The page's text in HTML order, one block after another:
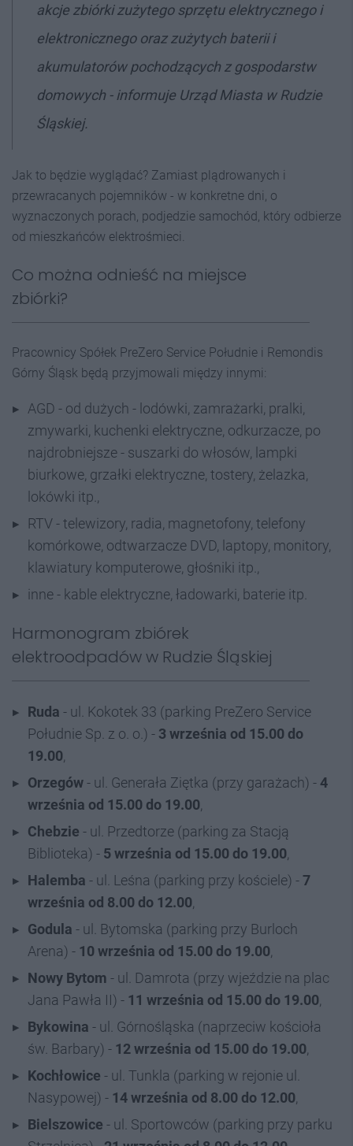
akcje zbiórki zużytego sprzętu elektrycznego i
elektronicznego oraz zużytych baterii i
akumulatorów pochodzących z gospodarstw
domowych - informuje Urząd Miasta w Rudzie
Śląskiej.
Jak to będzie wyglądać? Zamiast plądrowanych i
przewracanych pojemników - w konkretne dni, o
wyznaczonych porach, podjedzie samochód, który odbierze
od mieszkańców elektrośmieci.
Co można odnieść na miejsce
zbiórki?
Pracownicy Spółek PreZero Service Południe i Remondis
Górny Śląsk będą przyjmowali między innymi:
AGD - od dużych - lodówki, zamrażarki, pralki,
zmywarki, kuchenki elektryczne, odkurzacze, po
najdrobniejsze - suszarki do włosów, lampki
biurkowe, grzałki elektryczne, tostery, żelazka,
lokówki itp.,
RTV - telewizory, radia, magnetofony, telefony
komórkowe, odtwarzacze DVD, laptopy, monitory,
klawiatury komputerowe, głośniki itp.,
inne - kable elektryczne, ładowarki, baterie itp.
Harmonogram zbiórek
elektroodpadów w Rudzie Śląskiej
Ruda - ul. Kokotek 33 (parking PreZero Service
Południe Sp. z o. o.) - 3 września od 15.00 do
19.00
Orzegów- ul. Generała Ziętka (przy garażach) - 4
września od 15.00 do 19.00
Chebzie - ul. Przedtorze (parking za Stacją
Biblioteka) - 5 września od 15.00 do 19.00
Halemba - ul. Leśna (parking przy kościele) - 7
września od 8.00 do 12.00
Godula - ul. Bytomska (parking przy Burloch
Arena) - 10 września od 15.00 do 19.00
Nowy Bytom - ul. Damrota (przy wjeździe na plac
Jana Pawła II) - 11 września od 15.00 do 19.00
Bykowina - ul. Górnośląska (naprzeciw kościoła
św. Barbary) - 12 września od 15.00 do 19.00
Kochłowice - ul. Tunkla (parking w rejonie ul.
Nasypowej) - 14 września od 8.00 do 12.00
Bielszowice - ul. Sportowców (parking przy parku